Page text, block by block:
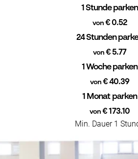
1 Stunde parken
von€ 0.52
24 Stunden
von€ 5.77
1 Woche parken
von€ 40.39
1 Monat parken
von € 173.10
Min. Dauer 1